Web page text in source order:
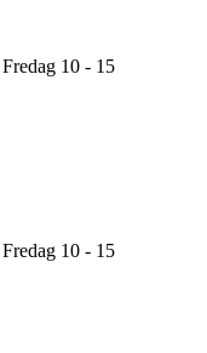
10 - 15
10 - 15